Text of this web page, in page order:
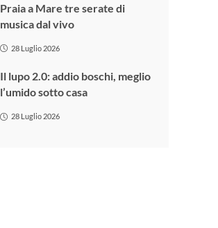
Praia a Mare tre serate di
musica dal vivo
28 Luglio 2026
Il lupo 2.0: addio boschi, meglio
l’umido sotto casa
28 Luglio 2026